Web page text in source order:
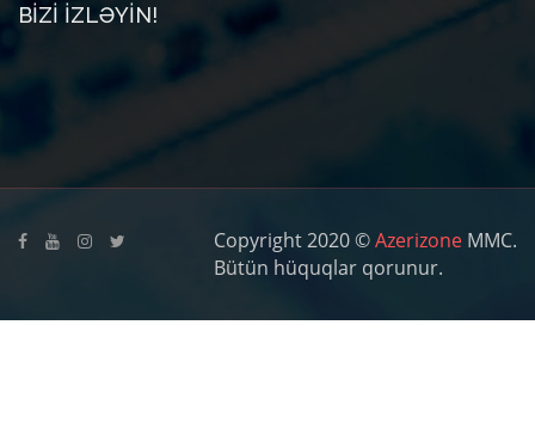
BIZI IZLƏYIN!
Copyright 2020 ©Azerizone MMC.
Bütün hüquqlar qorunur.